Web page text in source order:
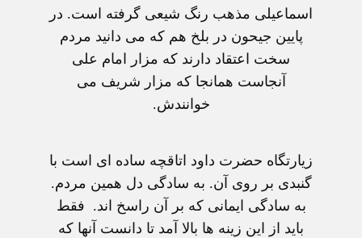
اسماعيلی مذهب رنگ شيعی گرفته است. در
پايين جيحون در بلخ هم که می دانيد مردم
سخت اعتقاد دارند که مزار امام علی
آنجاست همانجا که مزار شريف می
خوانندش.
زيارتگاه حضرت داود اتاقچه ساده ای است با
گنبدی بر روی آن. به سادگی دل همين مردم.
به سادگی ايمانی که بر آن راسخ اند. فقط
بايد از اين زينه ها بالا آمد تا دانست آنها که